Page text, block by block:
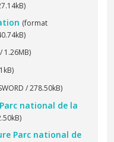
(format
1.26MB)
/ 278.50kB)
national de la
Parc national de